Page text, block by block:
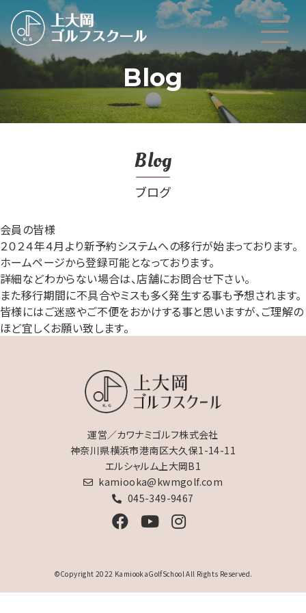
Blog
Blog
ブログ
会員の皆様
２０２４年４月より新予約システムへの移行が始まっております。
ホームページから登録可能となっております。
詳細などわからない場合は、店舗にお問合せ下さい。
また移行期間に不具合やミスも多く発生する事も予想されます。
皆様にはご迷惑やご不便をおかけする事と思いますが、ご理解の
ほど宜しくお願い致します。
運営／カワナミゴルフ株式会社
神奈川県横浜市港南区大久保1-14-11
エルシャルム上大岡B1
kamiooka@kwmgolf.com
045-349-9467
©Copyright 2022 KamiookaGolfSchool All Rights Reserved.